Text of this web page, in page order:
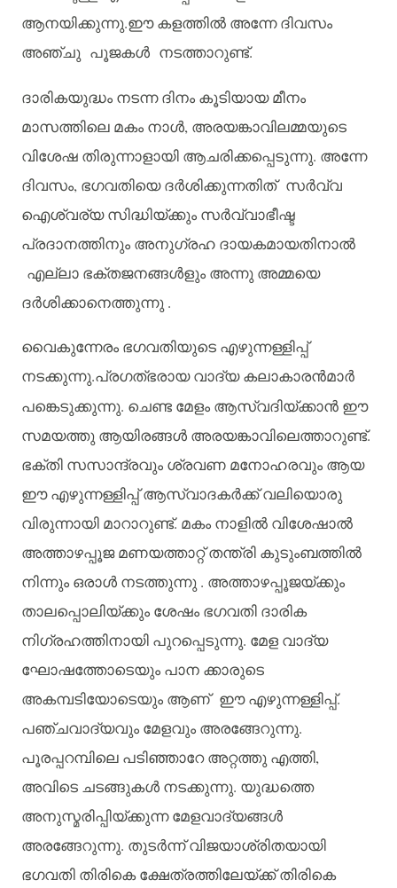
ആനയിക്കുന്നു.ഈ കളത്തിൽ അന്നേ ദിവസം
അഞ്ചു പൂജകൾ നടത്താറുണ്ട്.
ദാരികയുദ്ധം നടന്ന ദിനം കൂടിയായ മീനം
മാസത്തിലെ മകം നാൾ, അരയങ്കാവിലമ്മയുടെ
വിശേഷ തിരുന്നാളായി ആചരിക്കപ്പെടുന്നു. അന്നേ
ദിവസം, ഭഗവതിയെ ദർശിക്കുന്നതിത് സർവ്വ
ഐശ്വര്യ സിദ്ധിയ്ക്കും സർവ്വാഭീഷ്ട
പ്രദാനത്തിനും അനുഗ്രഹ ദായകമായതിനാൽ
എല്ലാ ഭക്തജനങ്ങൾളും അന്നു അമ്മയെ
ദർശിക്കാനെത്തുന്നു .
വൈകുന്നേരം ഭഗവതിയുടെ എഴുന്നള്ളിപ്പ്
നടക്കുന്നു.പ്രഗത്ഭരായ വാദ്യ കലാകാരൻമാർ
പങ്കെടുക്കുന്നു. ചെണ്ട മേളം ആസ്വദിയ്ക്കാൻ ഈ
സമയത്തു ആയിരങ്ങൾ അരയങ്കാവിലെത്താറുണ്ട്.
ഭക്തി സസാന്ദ്രവും ശ്രവണ മനോഹരവും ആയ
ഈ എഴുന്നള്ളിപ്പ് ആസ്വാദകർക്ക് വലിയൊരു
വിരുന്നായി മാറാറുണ്ട്. മകം നാളിൽ വിശേഷാൽ
അത്താഴപ്പൂജ മണയത്താറ്റ് തന്ത്രി കുടുംബത്തിൽ
നിന്നും ഒരാൾ നടത്തുന്നു . അത്താഴപ്പൂജയ്ക്കും
താലപ്പൊലിയ്ക്കും ശേഷം ഭഗവതി ദാരിക
നിഗ്രഹത്തിനായി പുറപ്പെടുന്നു. മേള വാദ്യ
ഘോഷത്തോടെയും പാന ക്കാരുടെ
അകമ്പടിയോടെയും ആണ് ഈ എഴുന്നള്ളിപ്പ്.
പഞ്ചവാദ്യവും മേളവും അരങ്ങേറുന്നു.
പൂരപ്പറമ്പിലെ പടിഞ്ഞാറേ അറ്റത്തു എത്തി,
അവിടെ ചടങ്ങുകൾ നടക്കുന്നു. യുദ്ധത്തെ
അനുസ്മരിപ്പിയ്ക്കുന്ന മേളവാദ്യങ്ങൾ
അരങ്ങേറുന്നു. തുടർന്ന് വിജയാശ്രിതയായി
ഭഗവതി തിരികെ ക്ഷേത്രത്തിലേയ്ക്ക് തിരികെ